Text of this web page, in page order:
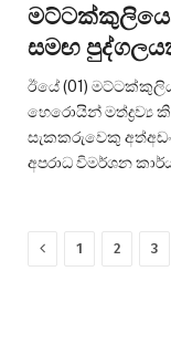
සමඟ
ඊයේ (01)
හෙරොයින් මත්ද්‍රව්‍ය
සැකකරුවෙකු
අපරාධ විමර්ශන
Previous
1 2 3